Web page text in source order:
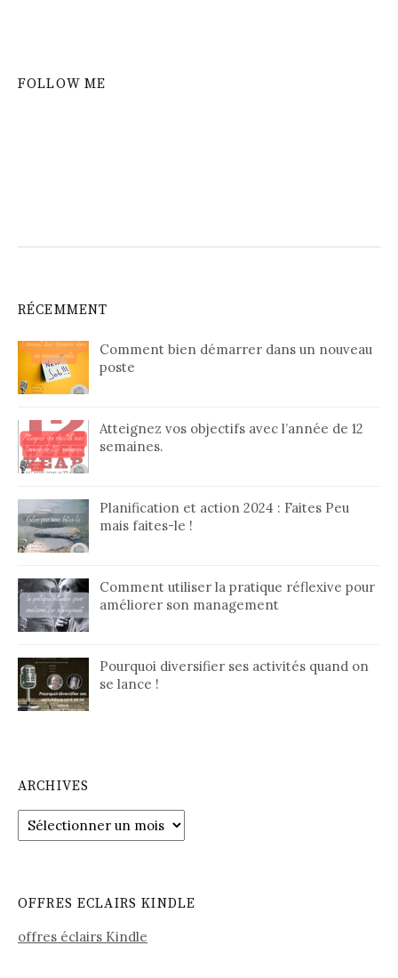
FOLLOW ME
RÉCEMMENT
Comment bien démarrer dans un nouveau
poste
Atteignez vos objectifs avec l’année de 12
semaines.
Planification et action 2024 : Faites Peu
mais faites-le !
Comment utiliser la pratique réflexive pour
améliorer son management
Pourquoi diversifier ses activités quand on
se lance !
ARCHIVES
Archives
OFFRES ECLAIRS KINDLE
offres éclairs Kindle